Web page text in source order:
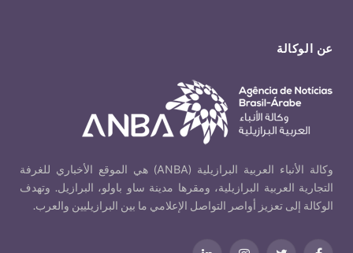
عن الوكالة
وكالة الأنباء العربية البرازيلية (ANBA) هي الموقع الأخباري للغرفة
التجارية العربية البرازيلية، ومقرها مدينة ساو باولو، البرازيل. وتهدف
الوكالة إلى تعزيز أواصر التواصل الإعلامي ما بين البرازيليين والعرب.